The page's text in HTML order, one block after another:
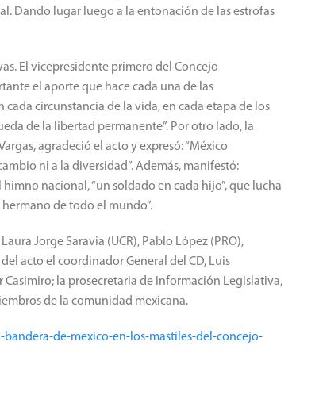
Dando lugar luego a la entonación de las estrofas
El vicepresidente primero del Concejo
el aporte que hace cada una de las
cada circunstancia de la vida, en cada etapa de los
de la libertad permanente”. Por otro lado, la
agradeció el acto y expresó: “México
ni a la diversidad”.Además, manifestó:
nacional, “un soldado en cada hijo”, que lucha
de todo el mundo”.
Jorge Saravia (UCR), Pablo López (PRO),
acto el coordinador General del CD, Luis
Casimiro; la prosecretaria de Información Legislativa,
de la comunidad mexicana.
de-mexico-en-los-mastiles-del-concejo-